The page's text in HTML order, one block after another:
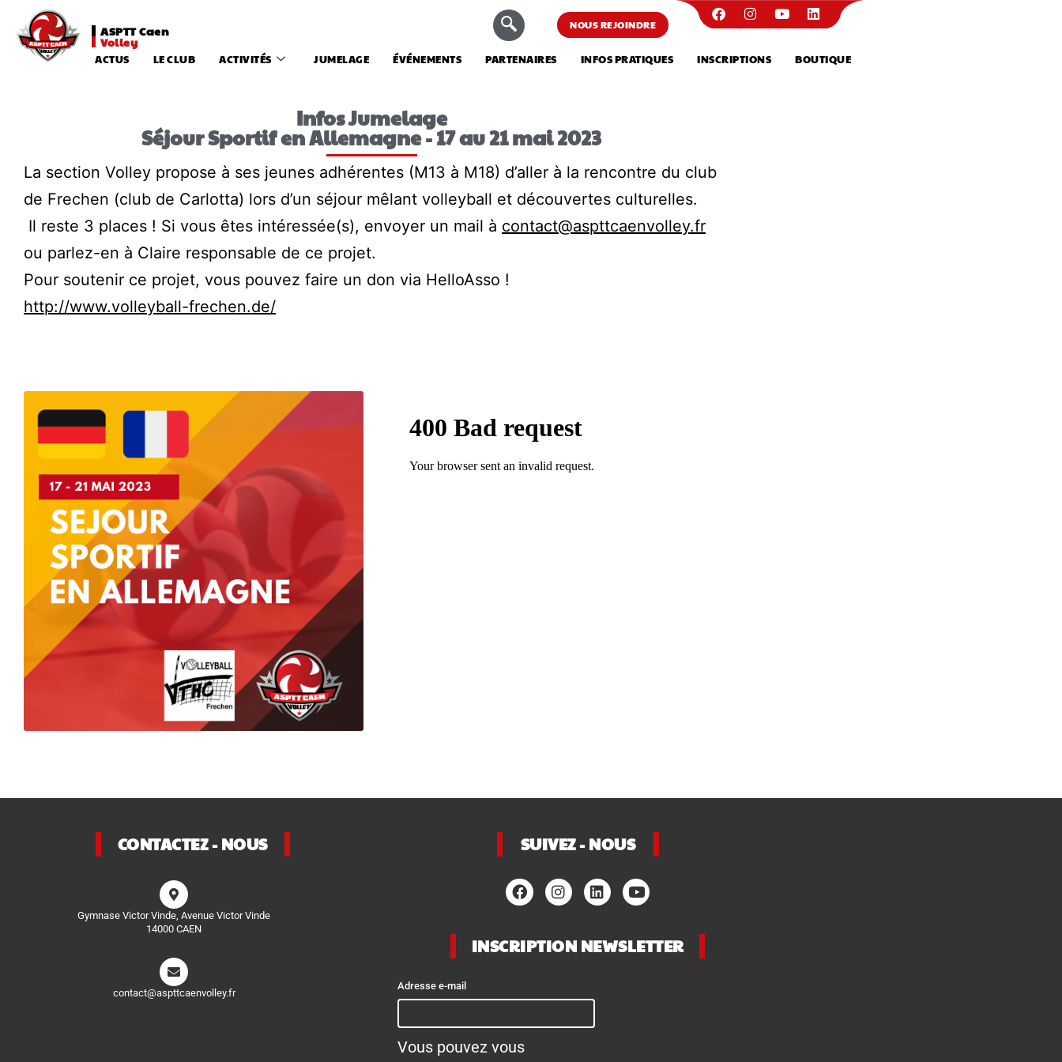
ASPTT Caen
Volley
NOUS REJOINDRE
ACTUS LE CLUB ACTIVITÉS JUMELAGE ÉVÉNEMENTS PARTENAIRES INFOS PRATIQUES INSCRIPTIONS BOUTIQUE
Infos Jumelage
Séjour Sportif en Allemagne - 17 au 21 mai 2023
La section Volley propose à ses jeunes adhérentes (M13 à M18) d’aller à la rencontre du club
de Frechen (club de Carlotta) lors d’un séjour mêlant volleyball et découvertes culturelles.
Il reste 3 places ! Si vous êtes intéressée(s), envoyer un mail à contact@aspttcaenvolley.fr
ou parlez-en à Claire responsable de ce projet.
Pour soutenir ce projet, vous pouvez faire un don via HelloAsso !
http://www.volleyball-frechen.de/
CONTACTEZ - NOUS
Gymnase Victor Vinde, Avenue Victor Vinde
14000 CAEN
contact@aspttcaenvolley.fr
SUIVEZ - NOUS
INSCRIPTION NEWSLETTER
Adresse e-mail
Vous pouvez vous